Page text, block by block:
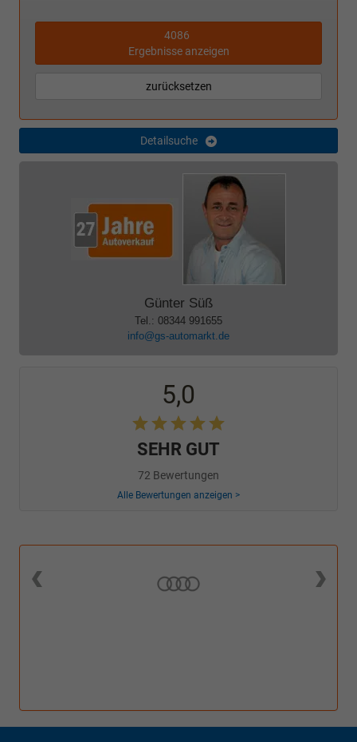
4086
Ergebnisse anzeigen
zurücksetzen
Detailsuche
Günter Süß
Tel.: 08344 991655
info@gs-automarkt.de
5,0
SEHR GUT
72 Bewertungen
Alle Bewertungen anzeigen >